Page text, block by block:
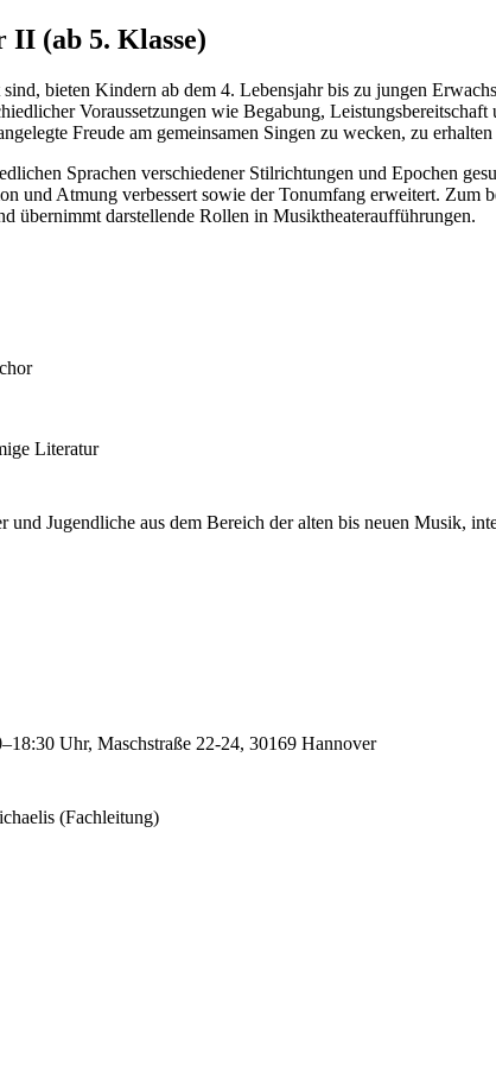
(ab 5. Klasse)
bieten Kindern ab dem 4. Lebensjahr bis zu jungen
Voraussetzungen wie Begabung,
Freude am gemeinsamen Singen zu wecken, zu
Sprachen verschiedener Stilrichtungen und Epochen
und Atmung verbessert sowie der Tonumfang erweitert. Zum
übernimmt darstellende Rollen in Musiktheateraufführungen.
Literatur
und Jugendliche aus dem Bereich der alten bis neuen Musik,
Uhr, Maschstraße 22-24, 30169 Hannover
(Fachleitung)